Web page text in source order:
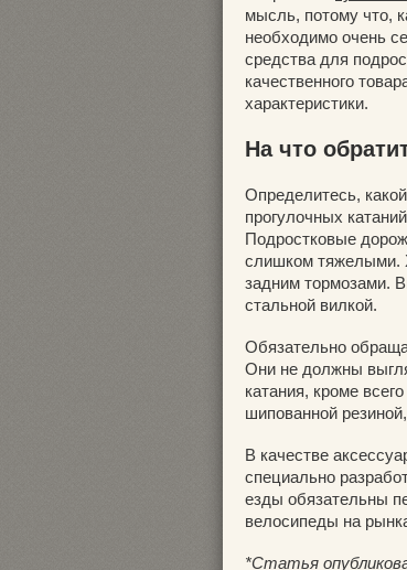
мысль, потому что,
необходимо очень
средства для
качественного
характеристики.
На что
Определитесь,
прогулочных
Подростковые
слишком тяжелыми.
задним тормозами.
стальной вилкой.
Обязательно
Они не должны
катания, кроме
шипованной
В качестве
специально
езды обязательны
велосипеды на
*Cтатья